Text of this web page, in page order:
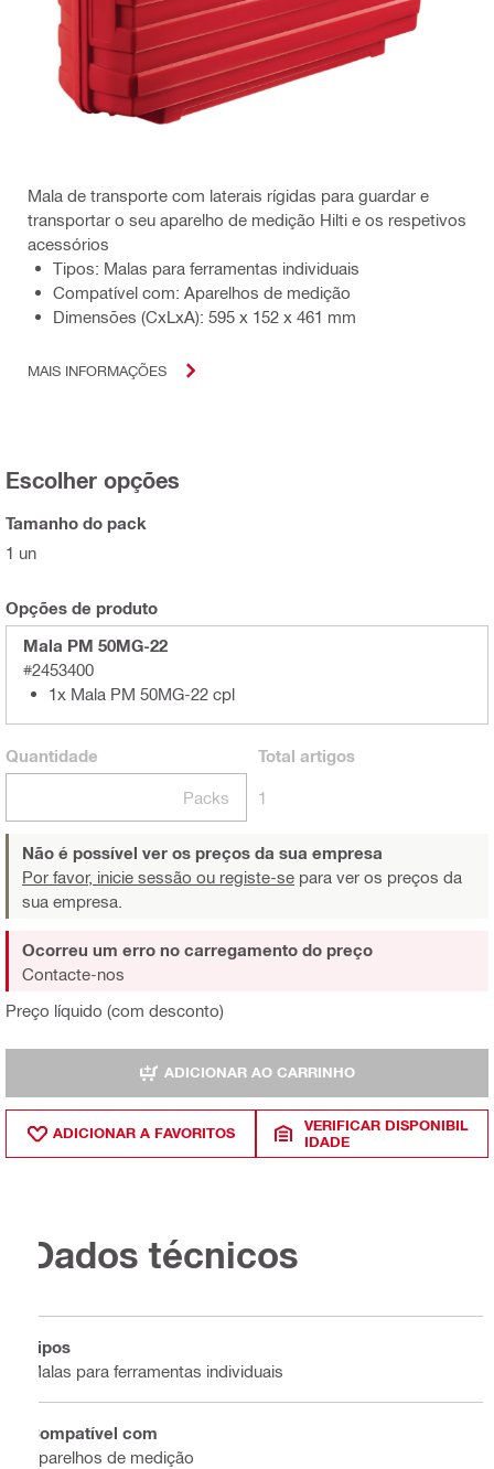
Mala de transporte com laterais rígidas para guardar e
transportar o seu aparelho de medição Hilti e os respetivos
acessórios
Tipos: Malas para ferramentas individuais
Compatível com: Aparelhos de medição
Dimensões (CxLxA): 595 x 152 x 461 mm
MAIS INFORMAÇÕES
Escolher opções
Tamanho do pack
1 un
Opções de produto
Mala PM 50MG-22
#2453400
1x Mala PM 50MG-22 cpl
Quantidade
Packs
Total artigos
1
Não é possível ver os preços da sua empresa
Por favor, inicie sessão ou registe-se para ver os preços da
sua empresa.
Preço líquido (com desconto)
Ocorreu um erro no carregamento do preço
Contacte-nos
ADICIONAR AO CARRINHO
ADICIONAR A FAVORITOS
VERIFICAR DISPONIBIL
IDADE
Dados técnicos
Tipos
Malas para ferramentas individuais
Compatível com
Aparelhos de medição